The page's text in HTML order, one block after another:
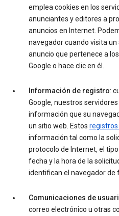
emplea cookies en los
anunciantes y editores a
anuncios en Internet.
navegador cuando visita
anuncio que pertenece a
Google o hace clic en él.
Información de registro:
Google, nuestros
información que su
un sitio web. Estos
información tal como la
protocolo de Internet, el
fecha y la hora de la
identifican el navegador de
Comunicaciones de
correo electrónico u otras